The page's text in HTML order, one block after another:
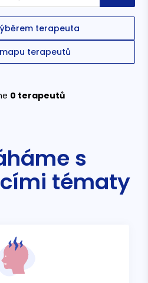
terapeuta
terapeutů
0 terapeutů
s
tématy